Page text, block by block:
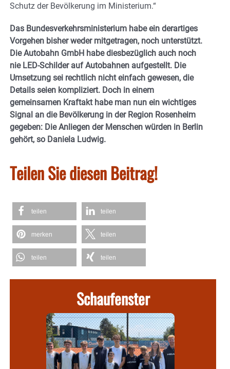
Schutz der Bevölkerung im Ministerium.“
Das Bundesverkehrsministerium habe ein derartiges
Vorgehen bisher weder mitgetragen, noch unterstützt.
Die Autobahn GmbH habe diesbezüglich auch noch
nie LED-Schilder auf Autobahnen aufgestellt. Die
Umsetzung sei rechtlich nicht einfach gewesen, die
Details seien kompliziert. Doch in einem
gemeinsamen Kraftakt habe man nun ein wichtiges
Signal an die Bevölkerung in der Region Rosenheim
gegeben: Die Anliegen der Menschen würden in Berlin
gehört, so Daniela Ludwig.
Teilen Sie diesen Beitrag!
teilen teilen
merken teilen
teilen teilen
Schaufenster